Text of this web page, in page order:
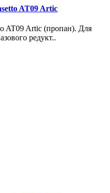
AT09 Artic
AT09 Artic (пропан). Для
редукт..